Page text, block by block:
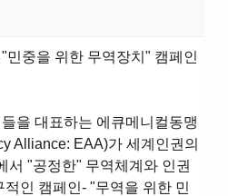
민중을 위한 무역장치" 캠페인
을 대표하는 에큐메니컬동맹
Alliance: EAA)가 세계인권의
서 "공정한" 무역체계와 인권
인 캠페인- "무역을 위한 민